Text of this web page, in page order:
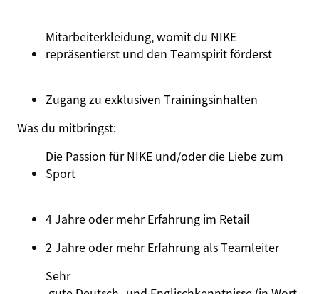
Mitarbeiterkleidung, womit du NIKE
repräsentierst und den Teamspirit förderst
Zugang zu exklusiven Trainingsinhalten
Was du mitbringst:
Die Passion für NIKE und/oder die Liebe zum
Sport
4 Jahre oder mehr Erfahrung im Retail
2 Jahre oder mehr Erfahrung als Teamleiter
Sehr